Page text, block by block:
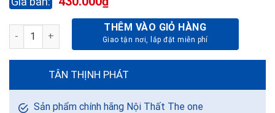
BÀN CAFE BCF102T - 500 - GỖ CAO SU số lượng
THÊM VÀO GIỎ HÀNG
TÂN THỊNH PHÁT
Sản phẩm chính hãng Nội Thất The one